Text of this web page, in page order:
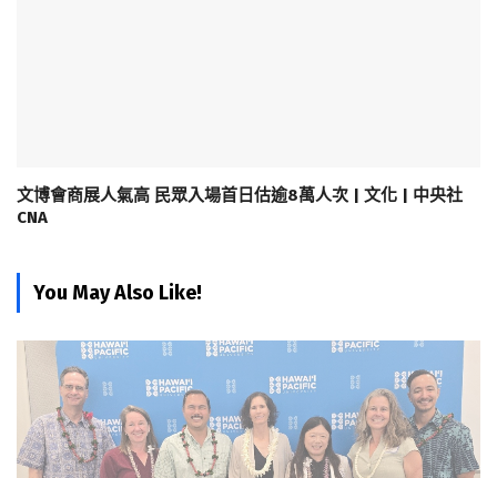
文博會商展人氣高 民眾入場首日估逾8萬人次 | 文化 | 中央社
CNA
You May Also Like!